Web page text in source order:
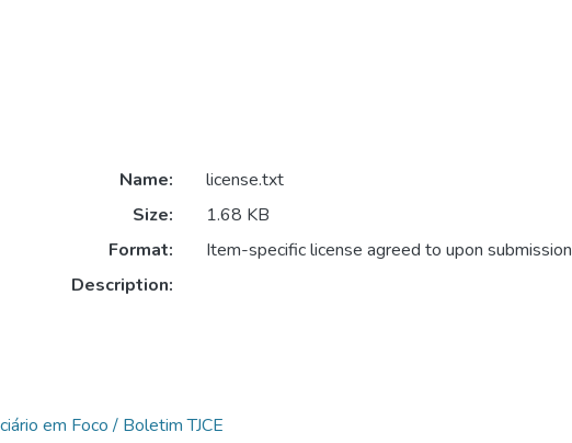
Name:
license.txt
Size:
1.68 KB
Format:
Item-specific license agreed to upon submission
Description:
em Foco / Boletim TJCE